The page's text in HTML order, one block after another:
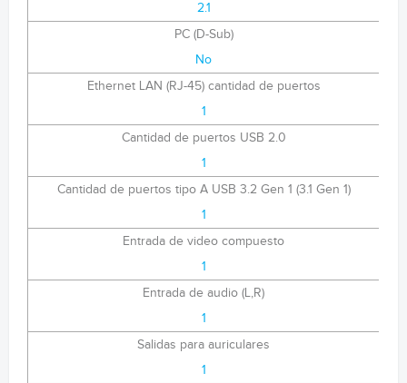
2.1
PC (D-Sub)
No
Ethernet LAN (RJ-45) cantidad de puertos
1
Cantidad de puertos USB 2.0
1
Cantidad de puertos tipo A USB 3.2 Gen 1 (3.1 Gen 1)
1
Entrada de video compuesto
1
Entrada de audio (L,R)
1
Salidas para auriculares
1